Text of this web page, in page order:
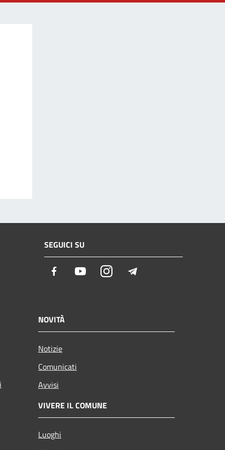
SEGUICI SU
Facebook YoutubeInstagram
NOVITÀ
Notizie
Comunicati
Avvisi
VIVERE IL COMUNE
Luoghi